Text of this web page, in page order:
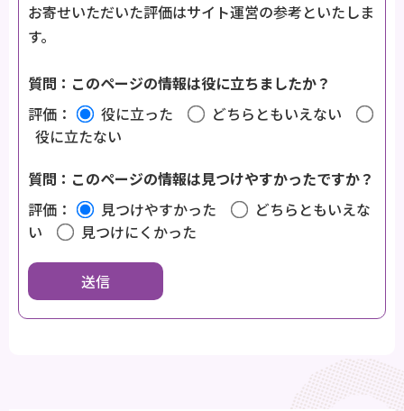
お寄せいただいた評価はサイト運営の参考といたしま
す。
質問：このページの情報は役に立ちましたか？
評価：
役に立った
どちらともいえない
役に立たない
質問：このページの情報は見つけやすかったですか？
評価：
見つけやすかった
どちらともいえな
い
見つけにくかった